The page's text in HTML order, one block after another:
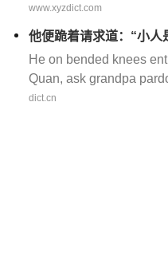
www.xyzdict.com
他便跪着请求道：“小人
He on bended knees
Quan, ask grandpa
dict.cn